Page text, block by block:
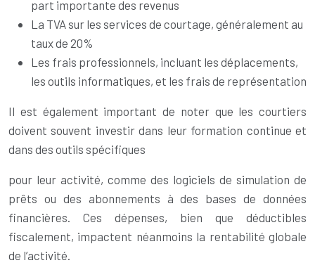
part importante des revenus
La TVA sur les services de courtage, généralement au
taux de 20%
Les frais professionnels, incluant les déplacements,
les outils informatiques, et les frais de représentation
Il est également important de noter que les courtiers
doivent souvent investir dans leur formation continue et
dans des outils spécifiques
pour leur activité, comme des logiciels de simulation de
prêts ou des abonnements à des bases de données
financières. Ces dépenses, bien que déductibles
fiscalement, impactent néanmoins la rentabilité globale
de l’activité.